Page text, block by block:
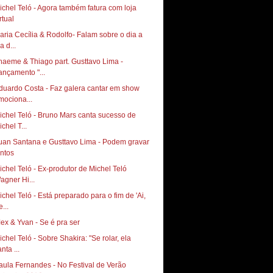
Teló - Agora também fatura com loja
Cecília & Rodolfo- Falam sobre o dia a
d...
& Thiago part. Gusttavo Lima -
"...
Costa - Faz galera cantar em show
Teló - Bruno Mars canta sucesso de
T...
Santana e Gusttavo Lima - Podem gravar
Teló - Ex-produtor de Michel Teló
Hi...
Teló - Está preparado para o fim de 'Ai,
& Yvan - Se é pra ser
Teló - Sobre Shakira: "Se rolar, ela
...
Fernandes - No Festival de Verão